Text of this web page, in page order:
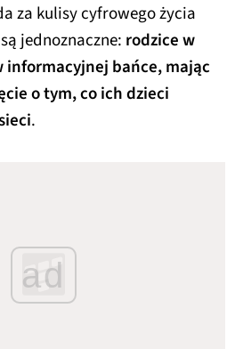
za kulisy cyfrowego życia
jednoznaczne: rodzice w
informacyjnej bańce, mając
o tym, co ich dzieci
.
ad